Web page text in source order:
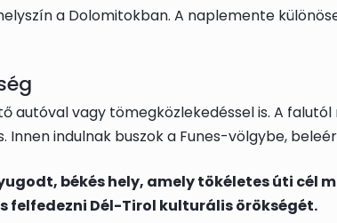
a Dolomitokban. A naplemente
autóval vagy tömegközlekedéssel is. A
indulnak buszok a Funes-völgybe,
békés hely, amely tökéletes úti cél
felfedezni Dél-Tirol kulturális örökségét.